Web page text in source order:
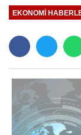
EKONOMI